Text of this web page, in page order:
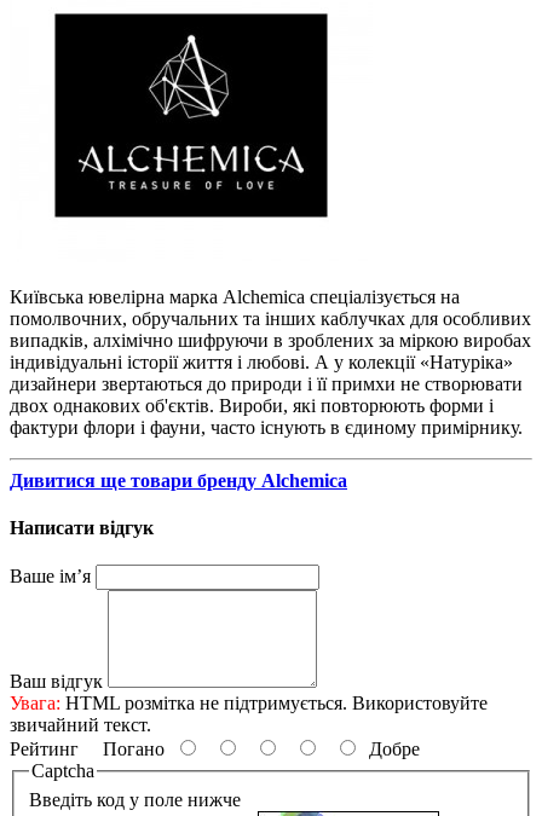
Київська ювелірна марка Alchemica спеціалізується на
помолвочних, обручальних та інших каблучках для особливих
випадків, алхімічно шифруючи в зроблених за міркою виробах
індивідуальні історії життя і любові. А у колекції «Натуріка»
дизайнери звертаються до природи і її примхи не створювати
двох однакових об'єктів. Вироби, які повторюють форми і
фактури флори і фауни, часто існують в єдиному примірнику.
Дивитися ще товари бренду Alchemica
Написати відгук
Ваше ім’я
Ваш відгук
Увага: HTML розмітка не підтримується. Використовуйте
звичайний текст.
Рейтинг Погано
Добре
Captcha
Введіть код у поле нижче